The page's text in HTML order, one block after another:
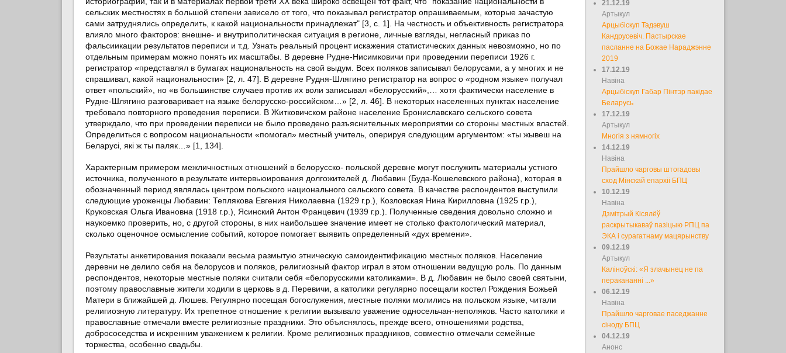
сельских местностях в большой степени зависело от того, что показывал регистратор опрашиваемым, которые зачастую
сами затруднялись определить, к какой национальности принадлежат" [3, с. 1]. На честность и объективность регистратора
влияло много факторов: внешне- и внутриполитическая ситуация в регионе, личные взгляды, негласный приказ по
фальсиикации результатов переписи и т.д. Узнать реальный процент искажения статистических данных невозможно, но по
отдельным примерам можно понять их масштабы. В деревне Рудне-Нисимковичи при проведении переписи 1926 г.
регистратор «представлял в бумагах национальность на свой выдум. Всех поляков записывал белорусами, а у многих и не
спрашивал, какой национальности» [2, л. 47]. В деревне Рудня-Шлягино регистратор на вопрос о «родном языке» получал
ответ «польский», но «в большинстве случаев против их воли записывал «белорусский»,… хотя фактически население в
Рудне-Шлягино разговаривает на языке белорусско-российском…» [2, л. 46]. В некоторых населенных пунктах население
требовало повторного проведения переписи. В Житковичском районе население Брониславскаго сельского совета
утверждало, что при проведении переписи не было проведено разъяснительных мероприятии со стороны местных властей.
Определиться с вопросом национальности «помогал» местный учитель, оперируя следующим аргументом: «ты жывеш на
Беларусi, якi ж ты паляк…» [1, 134].
Характерным примером межличностных отношений в белорусско- польской деревне могут послужить материалы устного
источника, полученного в результате интервьюирования долгожителей д. Любавин (Буда-Кошелевского района), которая в
обозначенный период являлась центром польского национального сельского совета. В качестве респондентов выступили
следующие уроженцы Любавин: Теплякова Евгения Николаевна (1929 г.р.), Козловская Нина Кирилловна (1925 г.р.),
Круковская Ольга Ивановна (1918 г.р.), Ясинский Антон Францевич (1939 г.р.). Полученные сведения довольно сложно и
наукоемко проверить, но, с другой стороны, в них наибольшее значение имеет не столько фактологический материал,
сколько оценочное осмысление событий, которое помогает выявить определенный «дух времени».
Результаты анкетирования показали весьма размытую этническую самоидентификацию местных поляков. Население
деревни не делило себя на белорусов и поляков, религиозный фактор играл в этом отношении ведущую роль. По данным
респондентов, некоторые местные поляки считали себя «белорусскими католиками». В д. Любавин не было своей святыни,
поэтому православные жители ходили в церковь в д. Перевичи, а католики регулярно посещали костел Рождения Божьей
Матери в ближайшей д. Люшев. Регулярно посещая богослужения, местные поляки молились на польском языке, читали
религиозную литературу. Их трепетное отношение к религии вызывало уважение односельчан-неполяков. Часто католики и
православные отмечали вместе религиозные праздники. Это объяснялось, прежде всего, отношениями родства,
добрососедства и искренним уважением к религии. Кроме религиозных праздников, совместно отмечали семейные
торжества, особенно свадьбы.
21.12.19
Артыкул
Арцыбіскуп Тадэвуш
Кандрусевіч. Пастырскае
пасланне на Божае Нараджэнне
2019
17.12.19
Навіна
Арцыбіскуп Габар Пінтэр пакідае
Беларусь
17.12.19
Артыкул
Многія з нямногіх
14.12.19
Навіна
Прайшло чарговы штогадовы
сход Мінскай епархіі БПЦ
10.12.19
Навіна
Дзмітрый Кісялёў
раскрытыкаваў пазіцыю РПЦ па
ЭКА і сурагатнаму мацярынству
09.12.19
Артыкул
Каліноўскі: «Я злачынец не па
перакананні ...»
06.12.19
Навіна
Прайшло чарговае паседжанне
сіноду БПЦ
04.12.19
Анонс